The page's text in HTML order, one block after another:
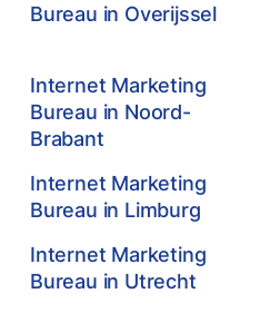
Bureau in Overijssel
Internet Marketing
Bureau in Noord-
Brabant
Internet Marketing
Bureau in Limburg
Internet Marketing
Bureau in Utrecht